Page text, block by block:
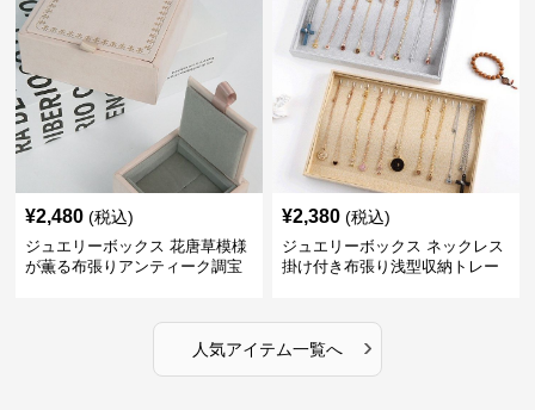
¥2,480 (税込)
ジュエリーボックス 花唐草模様
が薫る布張りアンティーク調宝
¥2,380 (税込)
ジュエリーボックス ネックレス
掛け付き布張り浅型収納トレー
人気アイテム一覧へ ›